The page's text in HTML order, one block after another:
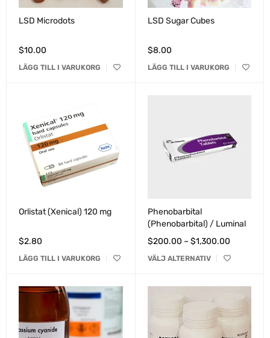
LSD Microdots
$10.00
LÄGG TILL I VARUKORG
LSD Sugar Cubes
$8.00
LÄGG TILL I VARUKORG
Orlistat (Xenical) 120 mg
$2.80
LÄGG TILL I VARUKORG
Phenobarbital
(Phenobarbital) / Luminal
$200.00 – $1,300.00
VÄLJ ALTERNATIV